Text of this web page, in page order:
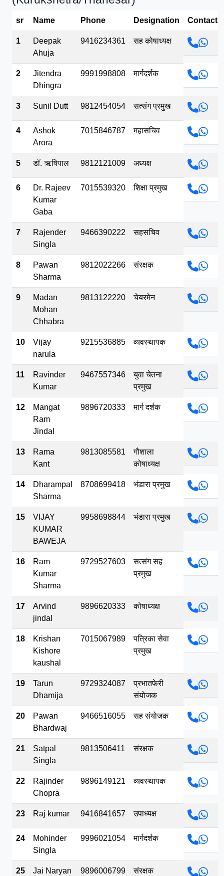
sr Name Phone Designation Contact
1
Deepak
Ahuja
9416234361 सह कोषाध्यक्ष
2
Jitendra
Dhingra
9991998808 मार्गदर्शक
3 Sunil Dutt 9812454054 सत्संग प्रमुख
4
Ashok
Arora
7015846787 महासचिव
5 डॉ. ऋषिपाल 9812121009 अध्यक्ष
6
Dr. Rajeev
Kumar
Gaba
7015539320 शिक्षा प्रमुख
7
Rajender
Singla
9466390222 सहसचिव
8
Pawan
Sharma
9812022266 संरक्षक
9
Madan
Mohan
Chhabra
9813122220 चेयरमेन
10
Vijay
narula
9215536885 व्यवस्थापक
11
Ravinder
Kumar
9467557346
युवा चेतना
प्रमुख
12
Mangat
Ram
Jindal
9896720333 मार्ग दर्शक
13
Rama
Kant
9813085581
गौशाला
कोषाध्यक्ष
14
Dharampal
Sharma
8708699418 भंडारा प्रमुख
15
VIJAY
KUMAR
BAWEJA
9958698844 भंडारा प्रमुख
16
Ram
Kumar
Sharma
9729527603
सत्संग सह
प्रमुख
17
Arvind
jindal
9896620333 कोषाध्यक्ष
18
Krishan
Kishore
kaushal
7015067989
पत्रिका सेवा
प्रमुख
19
Tarun
Dhamija
9729324087
प्रभातफेरी
संयोजक
20
Pawan
Bhardwaj
9466516055 सह संयोजक
21
Satpal
Singla
9813506411 संरक्षक
22
Rajinder
Chopra
9896149121 व्यवस्थापक
23 Raj kumar 9416841657 उपाध्यक्ष
24
Mohinder
Singla
9996021054 मार्गदर्शक
25
Jai Naryan
9896006799 संरक्षक